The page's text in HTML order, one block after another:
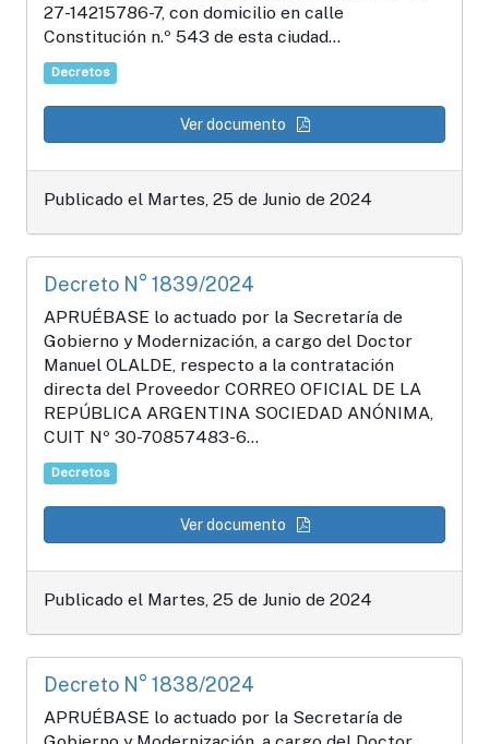
27-14215786-7, con domicilio en calle
Constitución n.º 543 de esta ciudad...
Decretos
Ver documento
Publicado el Martes, 25 de Junio de 2024
Decreto N° 1839/2024
APRUÉBASE lo actuado por la Secretaría de
Gobierno y Modernización, a cargo del Doctor
Manuel OLALDE, respecto a la contratación
directa del Proveedor CORREO OFICIAL DE LA
REPÚBLICA ARGENTINA SOCIEDAD ANÓNIMA,
CUIT Nº 30-70857483-6...
Decretos
Ver documento
Publicado el Martes, 25 de Junio de 2024
Decreto N° 1838/2024
APRUÉBASE lo actuado por la Secretaría de